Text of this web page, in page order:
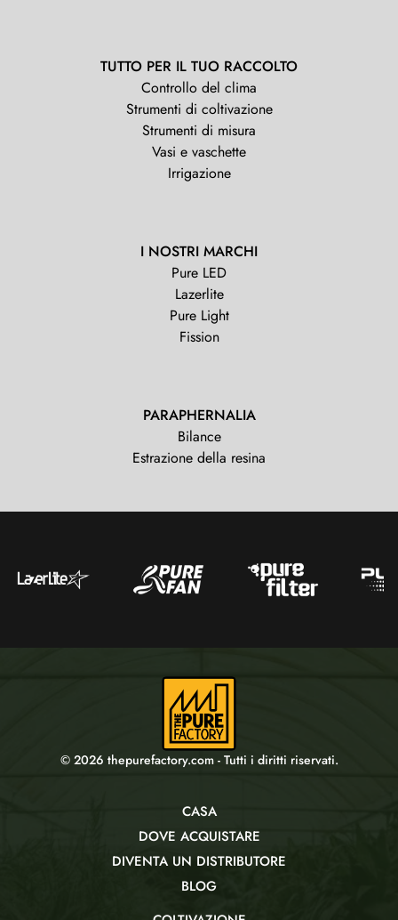
TUTTO PER IL TUO RACCOLTO
Controllo del clima
Strumenti di coltivazione
Strumenti di misura
Vasi e vaschette
Irrigazione
I NOSTRI MARCHI
Pure LED
Lazerlite
Pure Light
Fission
PARAPHERNALIA
Bilance
Estrazione della resina
© 2026 thepurefactory.com - Tutti i diritti riservati.
CASA
DOVE ACQUISTARE
DIVENTA UN DISTRIBUTORE
BLOG